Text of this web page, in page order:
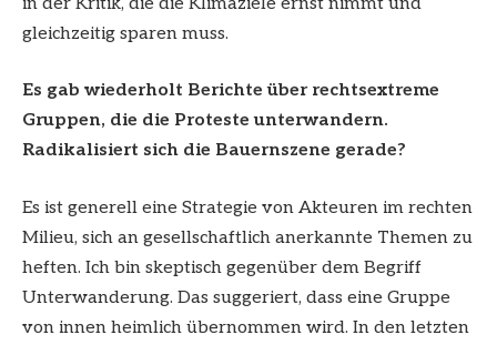
gleichzeitig sparen muss.
Es gab wiederholt Berichte über rechtsextreme
Gruppen, die die Proteste unterwandern.
Radikalisiert sich die Bauernszene gerade?
Es ist generell eine Strategie von Akteuren im rechten
Milieu, sich an gesellschaftlich anerkannte Themen zu
heften. Ich bin skeptisch gegenüber dem Begriff
Unterwanderung. Das suggeriert, dass eine Gruppe
von innen heimlich übernommen wird. In den letzten